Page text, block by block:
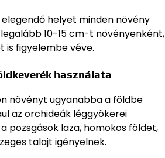
elegendő helyet minden növény
10-15 cm-t növényenként,
is figyelembe véve.
használata
növényt ugyanabba a földbe
az orchideák léggyökerei
pozsgások laza, homokos földet,
talajt igényelnek.